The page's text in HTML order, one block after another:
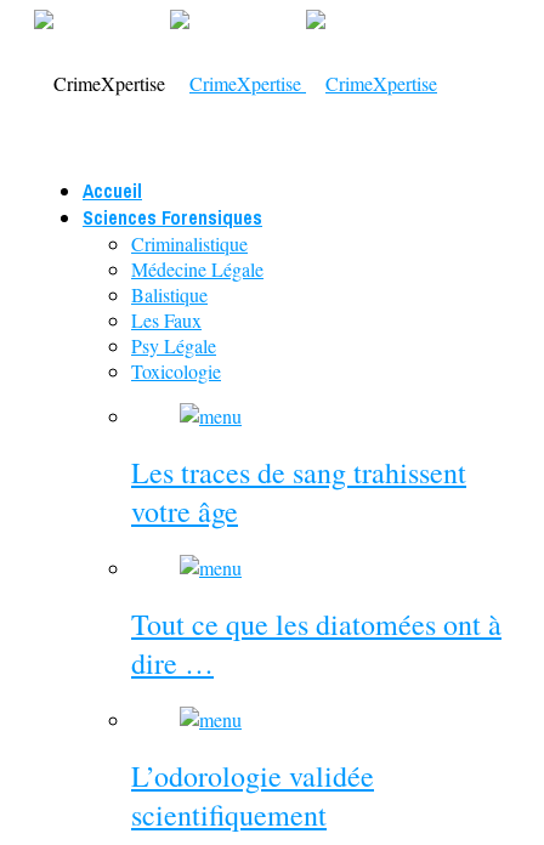
Accueil
Sciences Forensiques
Criminalistique
Médecine Légale
Balistique
Les Faux
Psy Légale
Toxicologie
Les traces de sang trahissent
votre âge
Tout ce que les diatomées ont à
dire …
L’odorologie validée
scientifiquement